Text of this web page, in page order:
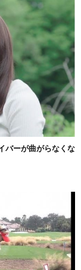
バーが曲がらなくな